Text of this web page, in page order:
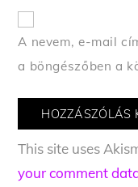
A nevem, e-mail
a böngészőben a
This site uses
your comment